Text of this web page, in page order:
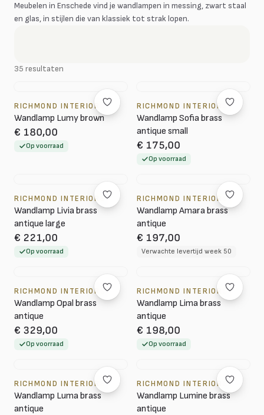
Meubelen in Enschede vind je wandlampen in messing, zwart staal
en glas, in stijlen die van klassiek tot strak lopen.
35 resultaten
RICHMOND INTERIORS
Wandlamp Lumy brown
€ 180,00
Op voorraad
RICHMOND INTERIORS
Wandlamp Sofia brass
antique small
€ 175,00
Op voorraad
RICHMOND INTERIORS
Wandlamp Livia brass
antique large
€ 221,00
Op voorraad
RICHMOND INTERIORS
Wandlamp Amara brass
antique
€ 197,00
Verwachte levertijd week 50
RICHMOND INTERIORS
Wandlamp Opal brass
antique
€ 329,00
Op voorraad
RICHMOND INTERIORS
Wandlamp Lima brass
antique
€ 198,00
Op voorraad
RICHMOND INTERIORS
Wandlamp Luma brass
antique
RICHMOND INTERIORS
Wandlamp Lumine brass
antique